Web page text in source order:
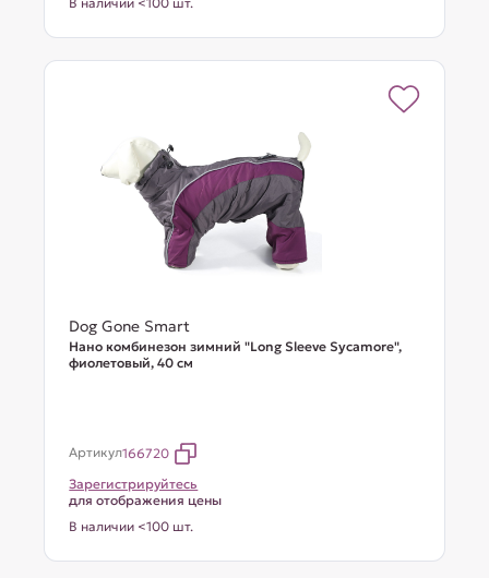
Dog Gone Smart
Нано комбинезон зимний "Long Sleeve Sycamore",
фиолетовый, 40 см
Артикул166720
Зарегистрируйтесь
для отображения цены
В наличии <100 шт.